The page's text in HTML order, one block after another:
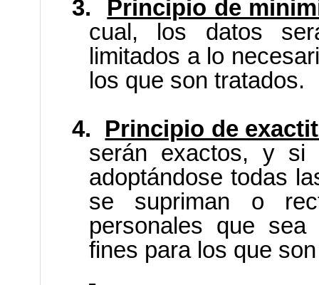
3.
Principio de
cual, los datos
limitados a lo
los que son tratados.
4.
Principio de
serán exactos, y si
adoptándose todas
se supriman o
personales que
fines para los que